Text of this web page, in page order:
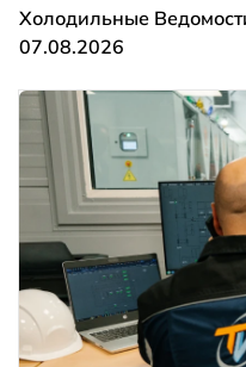
Холодильные
07.08.2026